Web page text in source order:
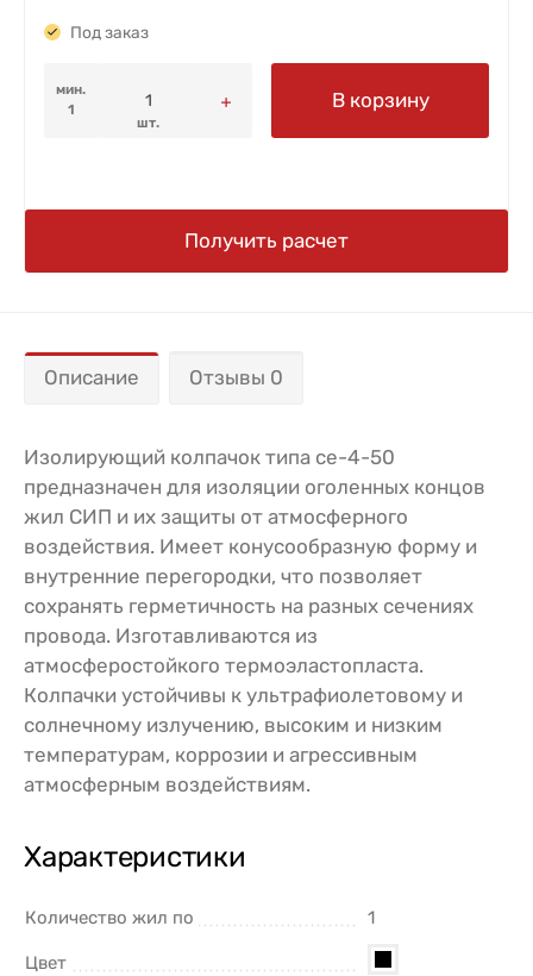
Под заказ
мин.
1
шт.
В корзину
Получить расчет
Описание Отзывы 0
Изолирующий колпачок типа ce-4-50
предназначен для изоляции оголенных концов
жил СИП и их защиты от атмосферного
воздействия. Имеет конусообразную форму и
внутренние перегородки, что позволяет
сохранять герметичность на разных сечениях
провода. Изготавливаются из
атмосферостойкого термоэластопласта.
Колпачки устойчивы к ультрафиолетовому и
солнечному излучению, высоким и низким
температурам, коррозии и агрессивным
атмосферным воздействиям.
Характеристики
Количество жил по 1
Цвет